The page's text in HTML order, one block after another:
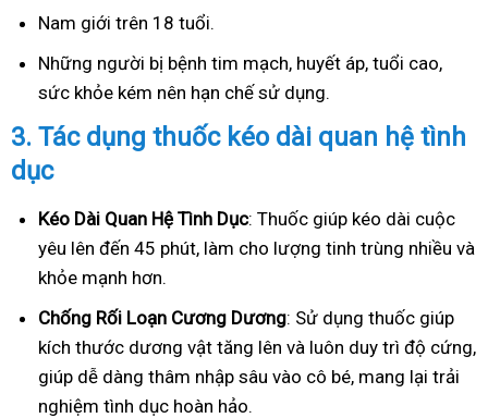
Nam giới trên 18 tuổi.
Những người bị bệnh tim mạch, huyết áp, tuổi cao,
sức khỏe kém nên hạn chế sử dụng.
3. Tác dụng thuốc kéo dài quan hệ tình
dục
Kéo Dài Quan Hệ Tình Dục: Thuốc giúp kéo dài cuộc
yêu lên đến 45 phút, làm cho lượng tinh trùng nhiều và
khỏe mạnh hơn.
Chống Rối Loạn Cương Dương: Sử dụng thuốc giúp
kích thước dương vật tăng lên và luôn duy trì độ cứng,
giúp dễ dàng thâm nhập sâu vào cô bé, mang lại trải
nghiệm tình dục hoàn hảo.